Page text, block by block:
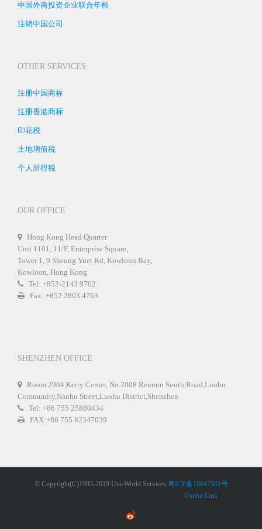
中国外商投资企业联合年检
注销中国公司
OTHER SERVICES
注册中国商标
注册香港商标
印花税
土地增值税
个人所得税
OUR OFFICE
Hong Kong Head Quarter
Unit 1101, 11/F, Enterprise Square,
Tower 1, 9 Sheung Yuet Rd, Kowloon Bay,
Kowloon, Hong Kong
Tel: +852-2143 9702
Fax: +852 2803 4763
SHENZHEN OFFICE
Room 2904,Kerry Center, No.2008 Renmin South Road,Luohu
Community,Nanhu Street,Luohu District,Shenzhen
Tel: +86 755 25880434
FAX:+86 755 82347039
© Copyright(C)1993-2019 Uni-World Services 粤ICP备10047501号
Useful Link